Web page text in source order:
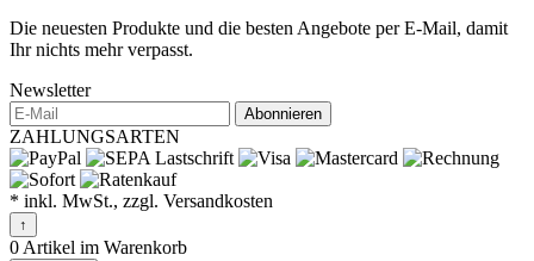
Die neuesten Produkte und die besten Angebote per E-Mail, damit
Ihr nichts mehr verpasst.
Newsletter
Abonnieren
ZAHLUNGSARTEN
* inkl. MwSt., zzgl. Versandkosten
↑
0 Artikel im Warenkorb